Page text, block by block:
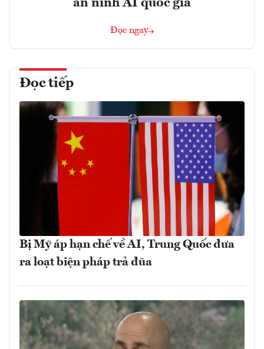
an ninh AI quốc gia
Đọc ngay
Đọc tiếp
Bị Mỹ áp hạn chế về AI, Trung Quốc đưa
ra loạt biện pháp trả đũa